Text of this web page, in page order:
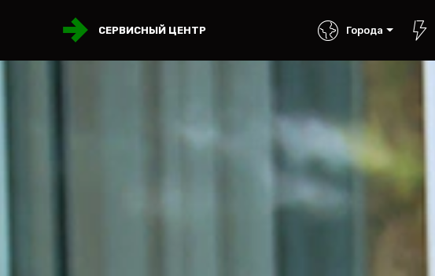
СЕРВИСНЫЙ ЦЕНТР Города